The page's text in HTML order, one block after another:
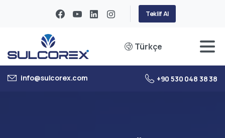
Teklif Al
Türkçe
info@sulcorex.com +90 530 048 38 38